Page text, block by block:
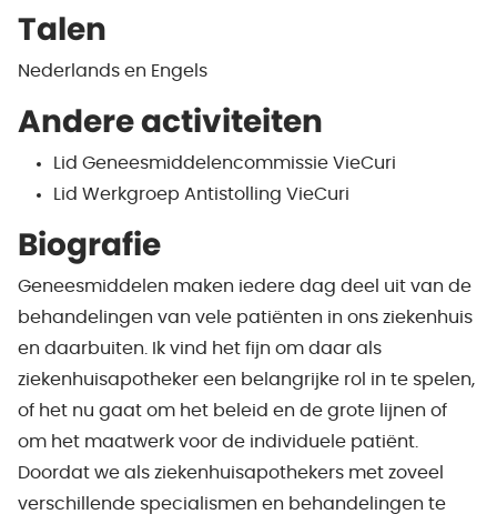
Talen
Nederlands en Engels
Andere activiteiten
Lid Geneesmiddelencommissie VieCuri
Lid Werkgroep Antistolling VieCuri
Biografie
Geneesmiddelen maken iedere dag deel uit van de
behandelingen van vele patiënten in ons ziekenhuis
en daarbuiten. Ik vind het fijn om daar als
ziekenhuisapotheker een belangrijke rol in te spelen,
of het nu gaat om het beleid en de grote lijnen of
om het maatwerk voor de individuele patiënt.
Doordat we als ziekenhuisapothekers met zoveel
verschillende specialismen en behandelingen te